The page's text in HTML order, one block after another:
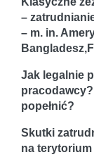
–
– m. in.
Jak legalnie
popełnić?
Skutki
na